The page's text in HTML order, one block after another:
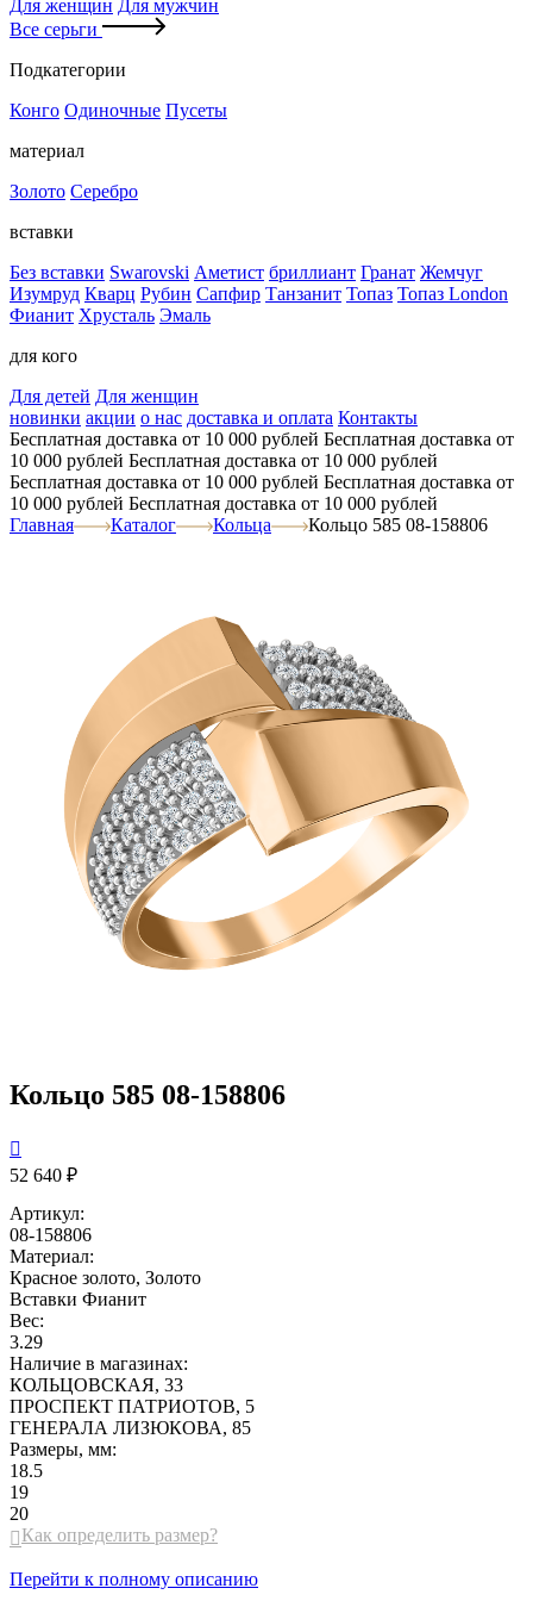
Для женщин Для мужчин
Все серьги
Подкатегории
Конго Одиночные Пусеты
материал
Золото Серебро
вставки
Без вставки Swarovski Аметист бриллиант Гранат Жемчуг
Изумруд Кварц Рубин Сапфир Танзанит Топаз Топаз London
Фианит Хрусталь Эмаль
для кого
Для детей Для женщин
новинки акции о нас доставка и оплата Контакты
Бесплатная доставка от 10 000 рублей Бесплатная доставка от
10 000 рублей Бесплатная доставка от 10 000 рублей
Бесплатная доставка от 10 000 рублей Бесплатная доставка от
10 000 рублей Бесплатная доставка от 10 000 рублей
Главная
Каталог Кольца Кольцо 585 08-158806
Кольцо 585 08-158806

52 640 ₽
Артикул:
08-158806
Материал:
Красное золото, Золото
Вставки Фианит
Вес:
3.29
Наличие в магазинах:
КОЛЬЦОВСКАЯ, 33
ПРОСПЕКТ ПАТРИОТОВ, 5
ГЕНЕРАЛА ЛИЗЮКОВА, 85
Размеры, мм:
18.5
19
20
 Как определить размер?
Перейти к полному описанию